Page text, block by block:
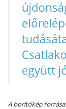
együtt
A borítókép